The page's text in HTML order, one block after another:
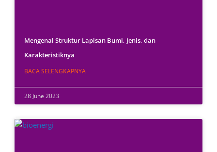
Mengenal Struktur Lapisan Bumi, Jenis, dan
Karakteristiknya
BACA SELENGKAPNYA
28 June 2023